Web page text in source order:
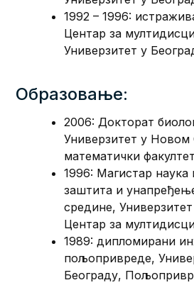
1992 – 1996:
Центар за
Универзитет у
Образовање:
2006: Докторат
Универзитет у
математички факултет
1996: Магистар наука
заштита и
средине,
Центар за
1989: дипломирани
пољопривреде,
Београду,